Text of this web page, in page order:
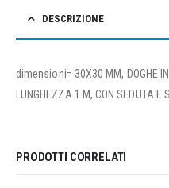
DESCRIZIONE
dimensioni= 30X30 MM, DOGHE IN
LUNGHEZZA 1 M, CON SEDUTA E
PRODOTTI CORRELATI